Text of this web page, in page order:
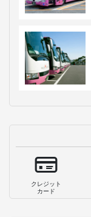
クレジット
カード